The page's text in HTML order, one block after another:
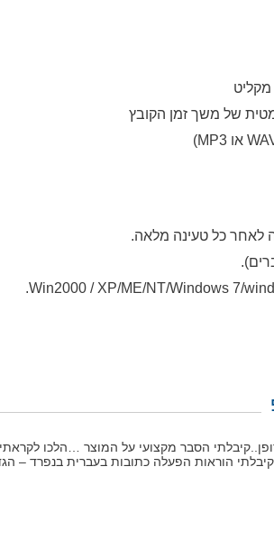
מקליט
של משך זמן הקובץ
הסבר מקצועי על המוצר …הלכו
קיבלתי הוראות הפעלה כתובות בעברית בנפרד –